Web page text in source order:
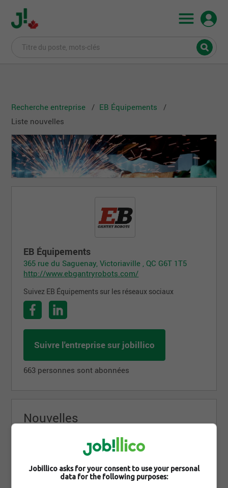
Recherche entreprise
EB Équipements
Liste nouvelles
EB Équipements
365 rue du Saguenay, Victoriaville , QC G6T 1T5
http://www.ebgantryrobots.com/
Suivez EB Équipements sur les réseaux sociaux
Suivre l'entreprise sur jobillico
663 personnes sont abonnées
Nouvelles
Jobillico asks for your consent to use your personal
data for the following purposes: